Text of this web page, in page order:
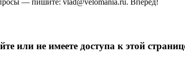
или не имеете доступа к этой